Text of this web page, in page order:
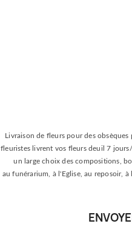
Livraison de fleurs pour des
fleuristes livrent vos fleurs deuil 7
un large choix des compositions,
au funérarium, à l'Eglise, au reposoir,